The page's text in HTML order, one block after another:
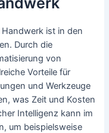
Handwerk ist in den
Durch die
von
Vorteile für
und Werkzeuge
was Zeit und Kosten
Intelligenz kann im
um beispielsweise